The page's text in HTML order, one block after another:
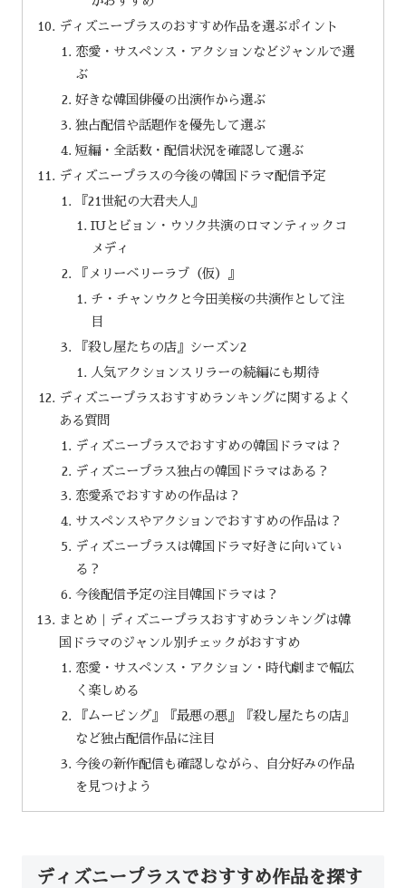
ディズニープラスのおすすめ作品を選ぶポイント
恋愛・サスペンス・アクションなどジャンルで選
ぶ
好きな韓国俳優の出演作から選ぶ
独占配信や話題作を優先して選ぶ
短編・全話数・配信状況を確認して選ぶ
ディズニープラスの今後の韓国ドラマ配信予定
『21世紀の大君夫人』
IUとビョン・ウソク共演のロマンティックコ
メディ
『メリーベリーラブ（仮）』
チ・チャンウクと今田美桜の共演作として注
目
『殺し屋たちの店』シーズン2
人気アクションスリラーの続編にも期待
ディズニープラスおすすめランキングに関するよく
ある質問
ディズニープラスでおすすめの韓国ドラマは？
ディズニープラス独占の韓国ドラマはある？
恋愛系でおすすめの作品は？
サスペンスやアクションでおすすめの作品は？
ディズニープラスは韓国ドラマ好きに向いてい
る？
今後配信予定の注目韓国ドラマは？
まとめ｜ディズニープラスおすすめランキングは韓
国ドラマのジャンル別チェックがおすすめ
恋愛・サスペンス・アクション・時代劇まで幅広
く楽しめる
『ムービング』『最悪の悪』『殺し屋たちの店』
など独占配信作品に注目
今後の新作配信も確認しながら、自分好みの作品
を見つけよう
ディズニープラスでおすすめ作品を探す